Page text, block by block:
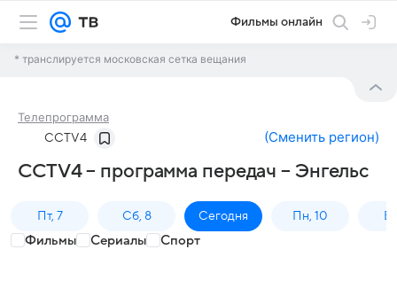
Фильмы онлайн
* транслируется московская сетка вещания
Телепрограмма
CCTV4 (Сменить регион)
CCTV4 – программа передач – Энгельс
Пт, 7 Сб, 8 Сегодня Пн, 10
Фильмы Сериалы Спорт